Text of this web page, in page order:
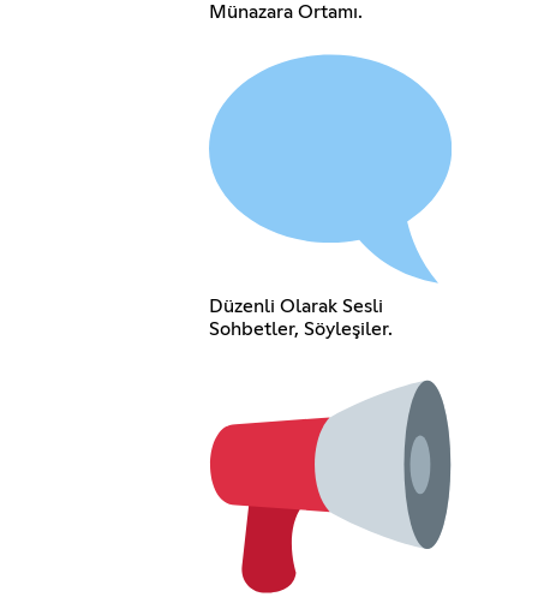
Münazara Ortamı.
Düzenli Olarak Sesli
Sohbetler, Söyleşiler.